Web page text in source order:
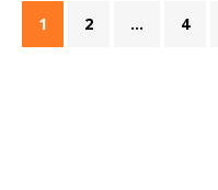
1 2 … 4